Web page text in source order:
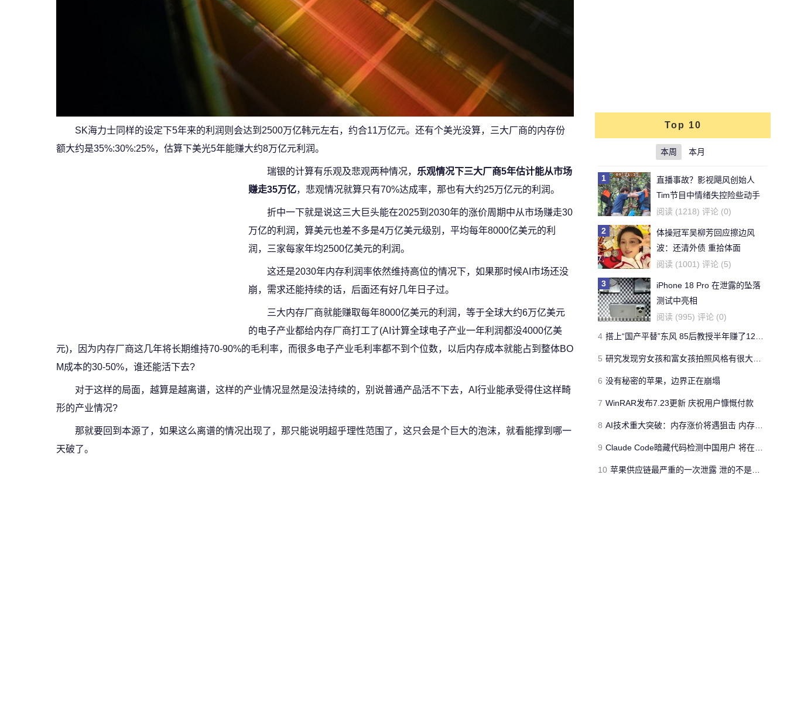
SK海力士同样的设定下5年来的利润则会达到2500万亿韩元左右，约合11万亿元。还有个美光没算，三大厂商的内存份
额大约是35%:30%:25%，估算下美光5年能赚大约8万亿元利润。
瑞银的计算有乐观及悲观两种情况， 乐观情况下三大厂商5年估计能从市场
赚走35万亿，悲观情况就算只有70%达成率，那也有大约25万亿元的利润。
折中一下就是说这三大巨头能在2025到2030年的涨价周期中从市场赚走30
万亿的利润，算美元也差不多是4万亿美元级别，平均每年8000亿美元的利
润，三家每家年均2500亿美元的利润。
这还是2030年内存利润率依然维持高位的情况下，如果那时候AI市场还没
崩，需求还能持续的话，后面还有好几年日子过。
三大内存厂商就能赚取每年8000亿美元的利润，等于全球大约6万亿美元
的电子产业都给内存厂商打工了(AI计算全球电子产业一年利润都没4000亿美
元)，因为内存厂商这几年将长期维持70-90%的毛利率，而很多电子产业毛利率都不到个位数，以后内存成本就能占到整体BO
M成本的30-50%，谁还能活下去?
对于这样的局面，越算是越离谱，这样的产业情况显然是没法持续的，别说普通产品活不下去，AI行业能承受得住这样畸
形的产业情况?
那就要回到本源了，如果这么离谱的情况出现了，那只能说明超乎理性范围了，这只会是个巨大的泡沫，就看能撑到哪一
天破了。
Top 10
本周 本月
1
直播事故？影视飓风创始人
Tim节目中情绪失控险些动手
阅读 (1218) 评论 (0)
2
体操冠军吴柳芳回应擦边风
波：还清外债 重拾体面
阅读 (1001) 评论 (5)
3
iPhone 18 Pro 在泄露的坠落
测试中亮相
阅读 (995) 评论 (0)
4 搭上“国产平替”东风 85后教授半年赚了1200亿
5 研究发现穷女孩和富女孩拍照风格有很大差异
6 没有秘密的苹果，边界正在崩塌
7 WinRAR发布7.23更新 庆祝用户慷慨付款
8 AI技术重大突破：内存涨价将遇狙击 内存用量大降
9 Claude Code暗藏代码检测中国用户 将在明天发布的新版本中删除代码
10 苹果供应链最严重的一次泄露 泄的不是新iPhone长什么样